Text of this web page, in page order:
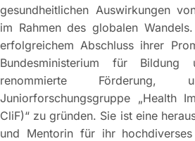
gesundheitlichen Auswirkungen
im Rahmen des globalen
erfolgreichem Abschluss ihrer
Bundesministerium für Bildung
renommierte
Juniorforschungsgruppe „Health
CliF)“ zu gründen. Sie ist eine
und Mentorin für ihr